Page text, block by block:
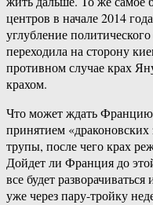
центров в начале 2014
углубление
переходила на сторону
противном случае крах
крахом.
Что может ждать
принятием
трупы, после чего крах
Дойдет ли Франция до
все будет
уже через пару-тройку